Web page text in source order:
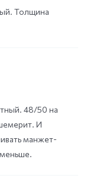
Толщина
48/50 на
И
манжет-